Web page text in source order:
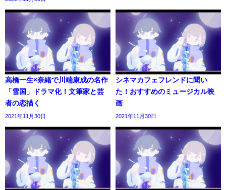
高橋一生×奈緒で川端康成の名作
「雪国」ドラマ化！文筆家と芸
者の恋描く
2021年11月30日
シネマカフェフレンドに聞い
た！おすすめのミュージカル映
画
2021年11月30日